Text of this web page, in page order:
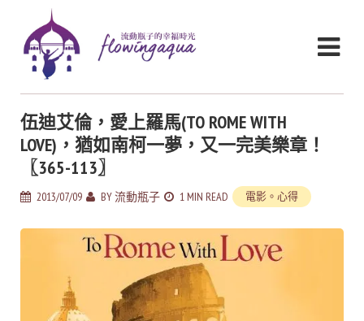
伍迪艾倫，愛上羅馬(TO ROME WITH
LOVE)，猶如南柯一夢，又一完美樂章！
〖365-113〗
2013/07/09 BY流動瓶子 1 MIN READ 電影。心得